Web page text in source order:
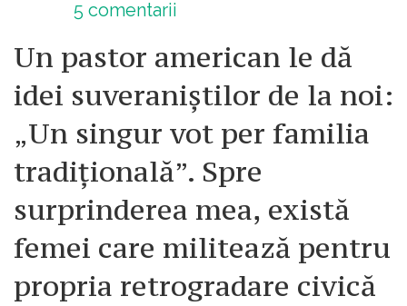
5 comentarii
Un pastor american le dă
idei suveraniștilor de la noi:
„Un singur vot per familia
tradițională”. Spre
surprinderea mea, există
femei care militează pentru
propria retrogradare civică